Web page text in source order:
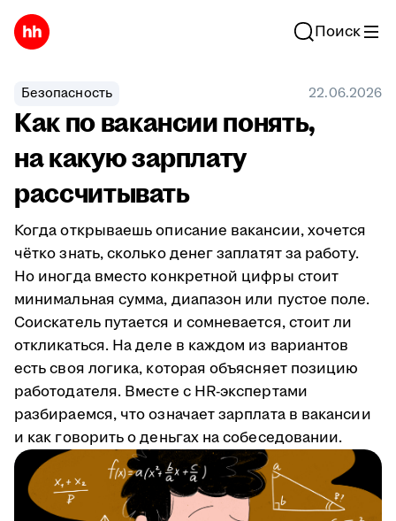
Поиск
Безопасность 22.06.2026
Как по вакансии понять,
на какую зарплату
рассчитывать
Когда открываешь описание вакансии, хочется
чётко знать, сколько денег заплатят за работу.
Но иногда вместо конкретной цифры стоит
минимальная сумма, диапазон или пустое поле.
Соискатель путается и сомневается, стоит ли
откликаться. На деле в каждом из вариантов
есть своя логика, которая объясняет позицию
работодателя. Вместе с HR-экспертами
разбираемся, что означает зарплата в вакансии
и как говорить о деньгах на собеседовании.